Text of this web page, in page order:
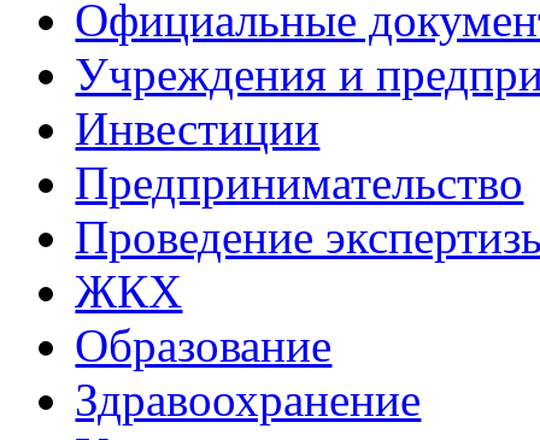
Официальные
Учреждения и
Инвестиции
Предпринимательство
Проведение
ЖКХ
Образование
Здравоохранение